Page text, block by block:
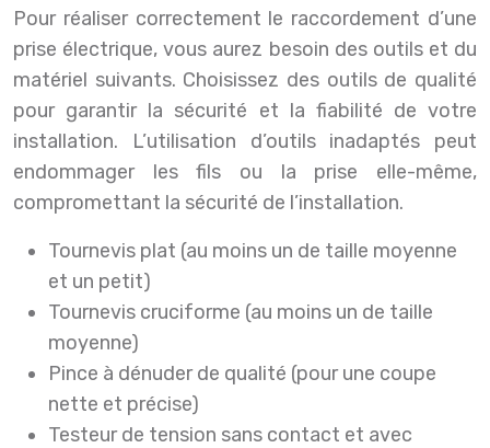
Pour réaliser correctement le raccordement d’une
prise électrique, vous aurez besoin des outils et du
matériel suivants. Choisissez des outils de qualité
pour garantir la sécurité et la fiabilité de votre
installation. L’utilisation d’outils inadaptés peut
endommager les fils ou la prise elle-même,
compromettant la sécurité de l’installation.
Tournevis plat (au moins un de taille moyenne
et un petit)
Tournevis cruciforme (au moins un de taille
moyenne)
Pince à dénuder de qualité (pour une coupe
nette et précise)
Testeur de tension sans contact et avec